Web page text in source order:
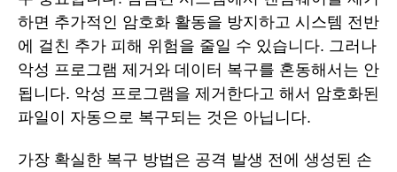
하면 추가적인 암호화 활동을 방지하고 시스템 전반
에 걸친 추가 피해 위험을 줄일 수 있습니다. 그러나
악성 프로그램 제거와 데이터 복구를 혼동해서는 안
됩니다. 악성 프로그램을 제거한다고 해서 암호화된
파일이 자동으로 복구되는 것은 아닙니다.
가장 확실한 복구 방법은 공격 발생 전에 생성된 손